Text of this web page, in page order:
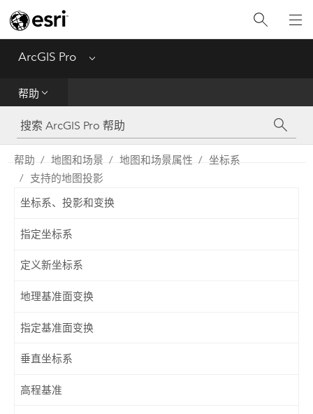
ArcGIS Pro Menu
帮助
工具参考
Python
SDK
帮助 地图和场景 地图和场景属性
坐标系
支持的地图投影
坐标系、投影和变换
指定坐标系
定义新坐标系
地理基准面变换
指定基准面变换
垂直坐标系
高程基准